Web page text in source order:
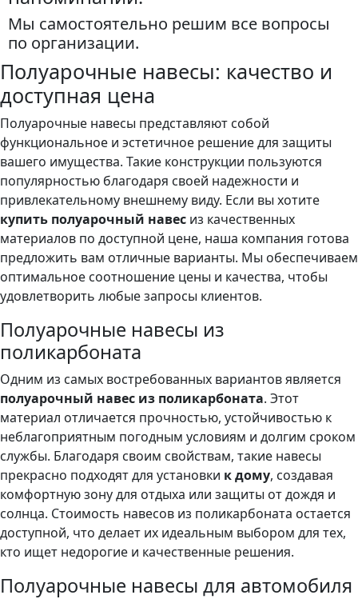
Мы самостоятельно решим все вопросы
по организации.
Полуарочные навесы: качество и
доступная цена
Полуарочные навесы представляют собой
функциональное и эстетичное решение для защиты
вашего имущества. Такие конструкции пользуются
популярностью благодаря своей надежности и
привлекательному внешнему виду. Если вы хотите
купить полуарочный навес из качественных
материалов по доступной цене, наша компания готова
предложить вам отличные варианты. Мы обеспечиваем
оптимальное соотношение цены и качества, чтобы
удовлетворить любые запросы клиентов.
Полуарочные навесы из
поликарбоната
Одним из самых востребованных вариантов является
полуарочный навес из поликарбоната. Этот
материал отличается прочностью, устойчивостью к
неблагоприятным погодным условиям и долгим сроком
службы. Благодаря своим свойствам, такие навесы
прекрасно подходят для установки к дому, создавая
комфортную зону для отдыха или защиты от дождя и
солнца. Стоимость навесов из поликарбоната остается
доступной, что делает их идеальным выбором для тех,
кто ищет недорогие и качественные решения.
Полуарочные навесы для автомобиля